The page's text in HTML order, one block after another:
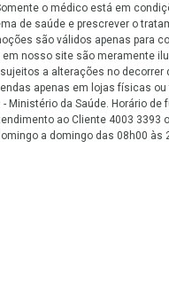
o médico está em
de saúde e prescrever o
são válidos apenas para
nosso site são meramente
a alterações no decorrer
apenas em lojas físicas ou
Ministério da Saúde. Horário de
ao Cliente 4003 3393
a domingo das 08h00 às